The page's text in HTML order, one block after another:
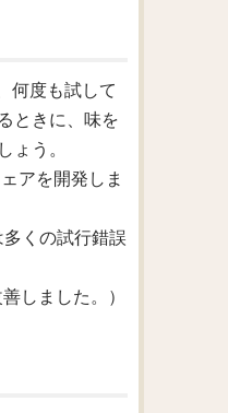
何度も試して
ときに、味を
ょう。
アを開発しま
くの試行錯誤
しました。）